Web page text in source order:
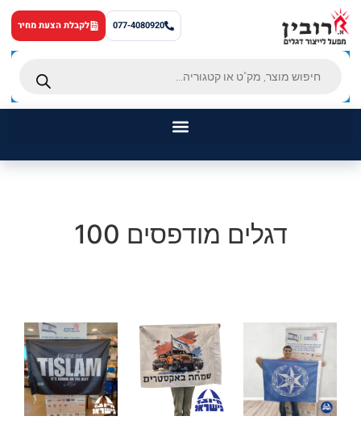
לתוכן
077-4080920 לקבלת הצעת מחיר
אודותינו
צור קשר
דגלים מודפסים 100